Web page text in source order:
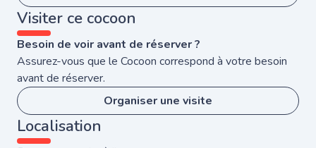
Visiter ce cocoon
Besoin de voir avant de réserver ?
Assurez-vous que le Cocoon correspond à votre besoin
avant de réserver.
Organiser une visite
Localisation